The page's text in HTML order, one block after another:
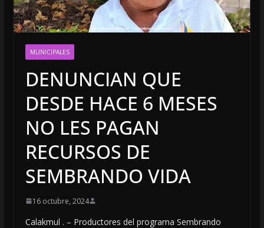
MUNICIPALES
DENUNCIAN QUE
DESDE HACE 6 MESES
NO LES PAGAN
RECURSOS DE
SEMBRANDO VIDA
16 octubre, 2024
Calakmul . – Productores del programa Sembrando